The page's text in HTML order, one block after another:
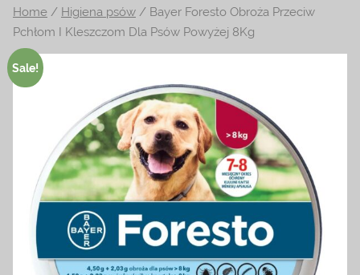
na
temat
terrarystyki
i
Home / Higiena psów / Bayer Foresto Obroża Przeciw
Pchłom I Kleszczom Dla Psów Powyżej 8Kg
Sale!